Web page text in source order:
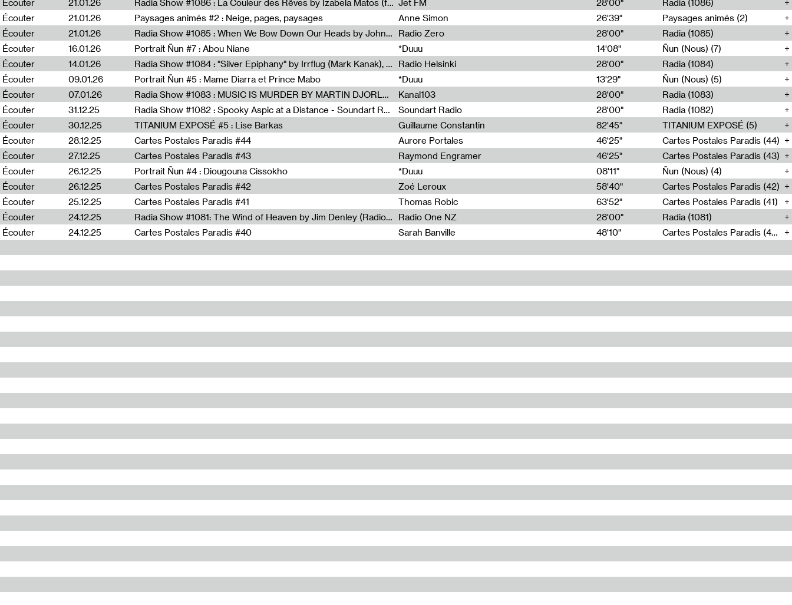
Écouter
21.01.26 Radia Show #1086 : La Couleur des Rêves by Izabela Matos (for Jet FM) Jet FM 28'00"
Radia (1086)
Écouter
21.01.26 Paysages animés #2 : Neige, pages, paysages Anne Simon 26'39"
Paysages animés (2)
Écouter
21.01.26 Radia Show #1085 : When We Bow Down Our Heads by John Roach (Radia edit, Rádio Zero) Radio Zero 28'00"
Radia (1085)
Écouter
16.01.26 Portrait Ñun #7 : Abou Niane *Duuu 14'08"
Ñun (Nous) (7)
Écouter
14.01.26 Radia Show #1084 : "Silver Epiphany" by Irrflug (Mark Kanak), featuring Jarboe and Blixa Bargeld (for Radio Helsinki) Radio Helsinki 28'00"
Radia (1084)
Écouter
09.01.26 Portrait Ñun #5 : Mame Diarra et Prince Mabo *Duuu 13'29"
Ñun (Nous) (5)
Écouter
07.01.26 Radia Show #1083 : MUSIC IS MURDER BY MARTIN DJORLEV (KANAL103) Kanal103 28'00"
Radia (1083)
Écouter
31.12.25 Radia Show #1082 : Spooky Aspic at a Distance - Soundart Radio Soundart Radio 28'00"
Radia (1082)
Écouter
30.12.25 TITANIUM EXPOSÉ #5 : Lise Barkas Guillaume Constantin 82'45"
TITANIUM EXPOSÉ (5)
Écouter
28.12.25 Cartes Postales Paradis #44 Aurore Portales 46'25"
Cartes Postales Paradis (44)
Écouter
27.12.25 Cartes Postales Paradis #43 Raymond Engramer 46'25"
Cartes Postales Paradis (43)
Écouter
26.12.25 Portrait Ñun #4 : Diougouna Cissokho *Duuu 08'11"
Ñun (Nous) (4)
Écouter
26.12.25 Cartes Postales Paradis #42 Zoé Leroux 58'40"
Cartes Postales Paradis (42)
Écouter
25.12.25 Cartes Postales Paradis #41 Thomas Robic 63'52"
Cartes Postales Paradis (41)
Écouter
24.12.25 Radia Show #1081: The Wind of Heaven by Jim Denley (Radio One 91 FM) Radio One NZ 28'00"
Radia (1081)
Écouter
24.12.25 Cartes Postales Paradis #40 Sarah Banville 48'10" Cartes Postales Paradis (40)